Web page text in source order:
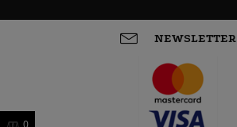
NEWSLETTER
0